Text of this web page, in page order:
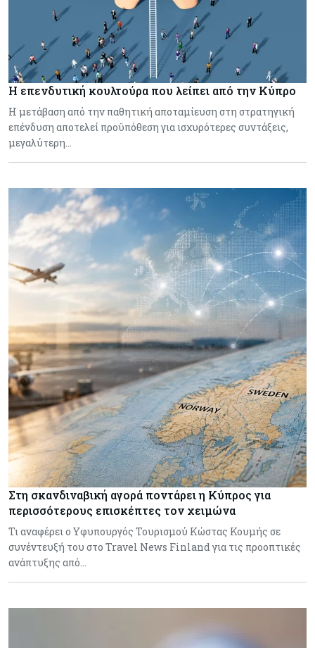
Η επενδυτική κουλτούρα που λείπει από την Κύπρο
Η μετάβαση από την παθητική αποταμίευση στη στρατηγική
επένδυση αποτελεί προϋπόθεση για ισχυρότερες συντάξεις,
μεγαλύτερη…
Στη σκανδιναβική αγορά ποντάρει η Κύπρος για
περισσότερους επισκέπτες τον χειμώνα
Τι αναφέρει ο Υφυπουργός Τουρισμού Κώστας Κουμής σε
συνέντευξή του στο Travel News Finland για τις προοπτικές
ανάπτυξης από…